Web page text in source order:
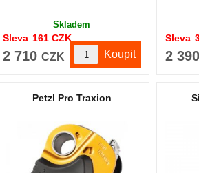
Skladem
2 710CZK
Sleva 161CZK
2 390
Sleva
Petzl Pro Traxion